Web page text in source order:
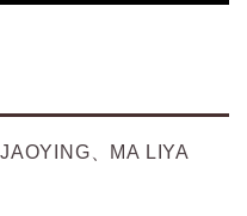
、MA LIYA